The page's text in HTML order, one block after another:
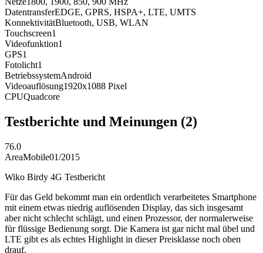
DatentransferEDGE, GPRS, HSPA+, LTE, UMTS
KonnektivitätBluetooth, USB, WLAN
Touchscreen1
Videofunktion1
GPS1
Fotolicht1
BetriebssystemAndroid
Videoauflösung1920x1088 Pixel
CPUQuadcore
Testberichte und Meinungen (2)
76.0
AreaMobile01/2015
Wiko Birdy 4G Testbericht
Für das Geld bekommt man ein ordentlich verarbeitetes Smartphone
mit einem etwas niedrig auflösenden Display, das sich insgesamt
aber nicht schlecht schlägt, und einen Prozessor, der normalerweise
für flüssige Bedienung sorgt. Die Kamera ist gar nicht mal übel und
LTE gibt es als echtes Highlight in dieser Preisklasse noch oben
drauf.